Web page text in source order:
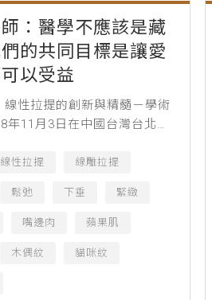
：醫學不應該是藏
的共同目標是讓愛
以受益
線性拉提的創新與精髓－學術
年11月3日在中國台灣台北圓
現狀與發展，邀請到了來自亞
線性拉提 線雕拉提
鬆弛 下垂 緊緻
嘴邊肉 蘋果肌
木偶紋 貓咪紋